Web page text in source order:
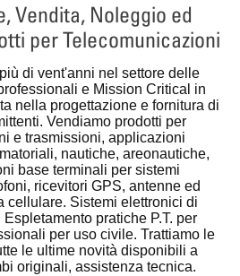
Vendita, Noleggio ed
per Telecomunicazioni
di vent'anni nel settore delle
e Mission Critical in
nella progettazione e fornitura di
Vendiamo prodotti per
e trasmissioni, applicazioni
nautiche, areonautiche,
base terminali per sistemi
ricevitori GPS, antenne ed
cellulare. Sistemi elettronici di
pratiche P.T. per
per uso civile. Trattiamo le
le ultime novità disponibili a
originali, assistenza tecnica.